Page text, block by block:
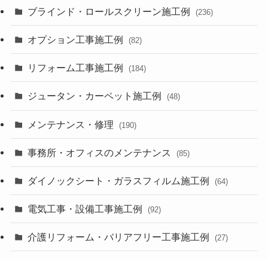
ブラインド・ロールスクリーン施工例 (236)
オプション工事施工例 (82)
リフォーム工事施工例 (184)
ジュータン・カーペット施工例 (48)
メンテナンス・修理 (190)
事務所・オフィスのメンテナンス (85)
ダイノックシート・ガラスフィルム施工例 (64)
電気工事・設備工事施工例 (92)
介護リフォーム・バリアフリー工事施工例 (27)